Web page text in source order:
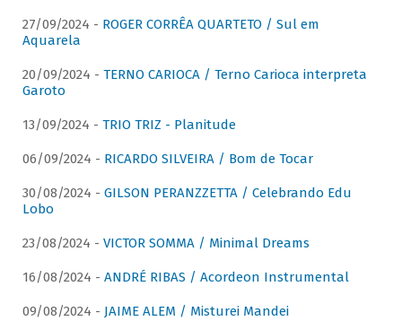
27/09/2024 - ROGER CORRÊA QUARTETO / Sul em
Aquarela
20/09/2024 - TERNO CARIOCA / Terno Carioca interpreta
Garoto
13/09/2024 - TRIO TRIZ - Planitude
06/09/2024 - RICARDO SILVEIRA / Bom de Tocar
30/08/2024 - GILSON PERANZZETTA / Celebrando Edu
Lobo
23/08/2024 - VICTOR SOMMA / Minimal Dreams
16/08/2024 - ANDRÉ RIBAS / Acordeon Instrumental
09/08/2024 - JAIME ALEM / Misturei Mandei